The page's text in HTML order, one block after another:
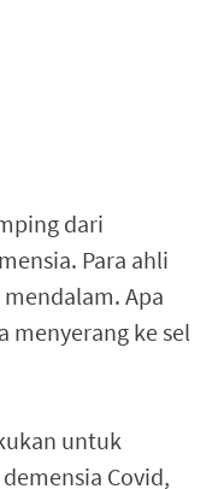
dari
Para ahli
Apa
menyerang ke sel
untuk
Covid,